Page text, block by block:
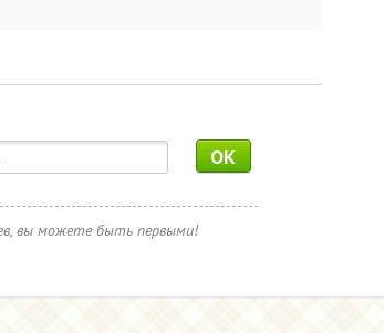
OK
вы можете быть первыми!